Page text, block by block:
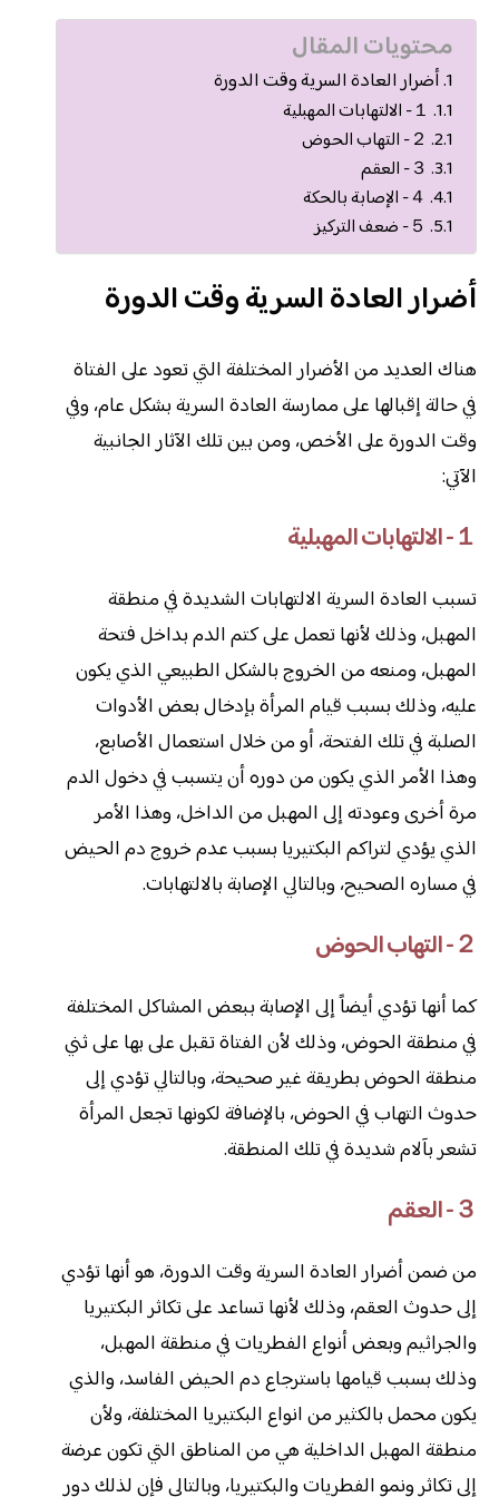
محتويات المقال
أضرار العادة السرية وقت الدورة
１- الالتهابات المهبلية
２- التهاب الحوض
３- العقم
４- الإصابة بالحكة
５- ضعف التركيز
أضرار العادة السرية وقت الدورة
هناك العديد من الأضرار المختلفة التي تعود على الفتاة
في حالة إقبالها على ممارسة العادة السرية بشكل عام، وفي
وقت الدورة على الأخص، ومن بين تلك الآثار الجانبية
الآتي:
１- الالتهابات المهبلية
تسبب العادة السرية الالتهابات الشديدة في منطقة
المهبل، وذلك لأنها تعمل على كتم الدم بداخل فتحة
المهبل، ومنعه من الخروج بالشكل الطبيعي الذي يكون
عليه، وذلك بسبب قيام المرأة بإدخال بعض الأدوات
الصلبة في تلك الفتحة، أو من خلال استعمال الأصابع،
وهذا الأمر الذي يكون من دوره أن يتسبب في دخول الدم
مرة أخرى وعودته إلى المهبل من الداخل، وهذا الأمر
الذي يؤدي لتراكم البكتيريا بسبب عدم خروج دم الحيض
في مساره الصحيح، وبالتالي الإصابة بالالتهابات.
２- التهاب الحوض
كما أنها تؤدي أيضاً إلى الإصابة ببعض المشاكل المختلفة
في منطقة الحوض، وذلك لأن الفتاة تقبل على بها على ثني
منطقة الحوض بطريقة غير صحيحة، وبالتالي تؤدي إلى
حدوث التهاب في الحوض، بالإضافة لكونها تجعل المرأة
تشعر بآلام شديدة في تلك المنطقة.
３- العقم
من ضمن أضرار العادة السرية وقت الدورة، هو أنها تؤدي
إلى حدوث العقم، وذلك لأنها تساعد على تكاثر البكتيريا
والجراثيم وبعض أنواع الفطريات في منطقة المهبل،
وذلك بسبب قيامها باسترجاع دم الحيض الفاسد، والذي
يكون محمل بالكثير من انواع البكتيريا المختلفة، ولأن
منطقة المهبل الداخلية هي من المناطق التي تكون عرضة
إلى تكاثر ونمو الفطريات والبكتيريا، وبالتالي فإن لذلك دور